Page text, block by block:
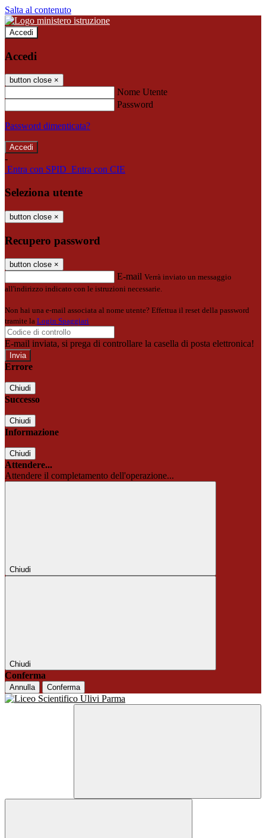
Salta al contenuto
Accedi
Accedi
button close ×
Nome Utente
Password
Password dimenticata?
-
Entra con SPID Entra con CIE
Seleziona utente
button close ×
Recupero password
button close ×
E-mail Verrà inviato un messaggio
all'indirizzo indicato con le istruzioni necessarie.
Non hai una e-mail associata al nome utente? Effettua il reset della password
tramite la Login Spaggiari
E-mail inviata, si prega di controllare la casella di posta elettronica!
Errore
Chiudi
Successo
Chiudi
Informazione
Chiudi
Attendere...
Attendere il completamento dell'operazione...
Chiudi
Chiudi
Conferma
Annulla Conferma